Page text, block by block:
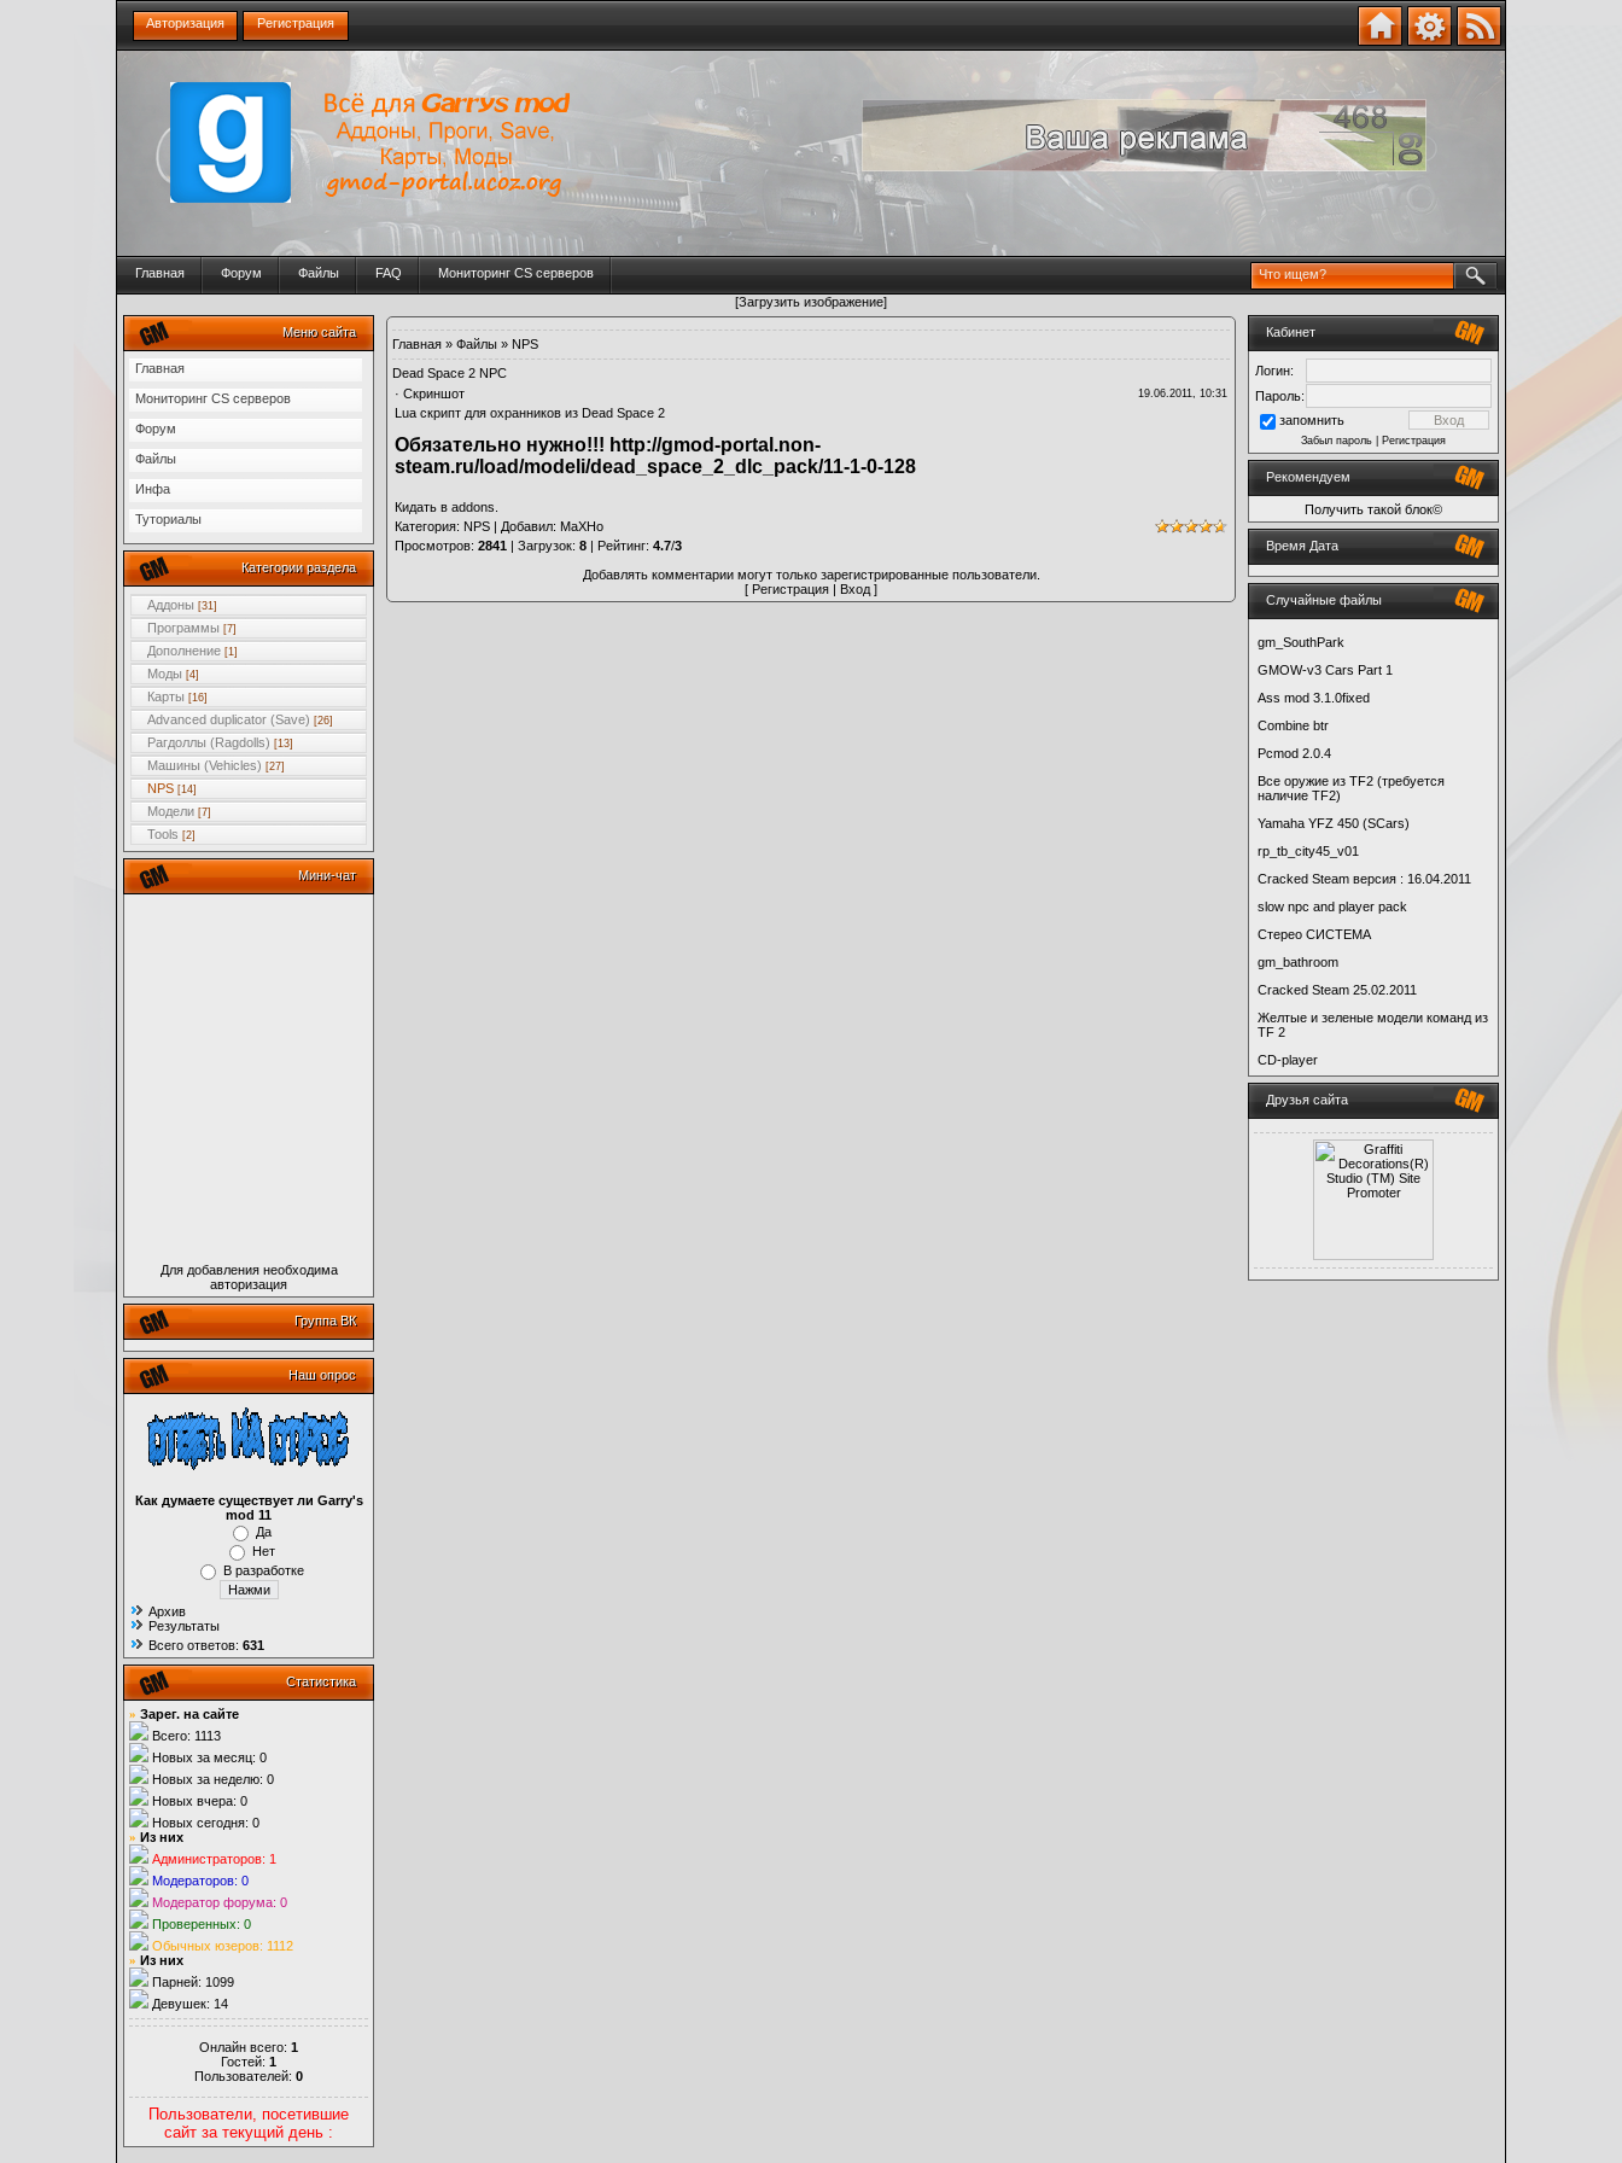
Авторизация Регистрация
Главная Форум Файлы FAQ
Мониторинг CS серверов
[Загрузить изображение]
Меню сайта
Главная
Мониторинг CS серверов
Форум
Файлы
Инфа
Туториалы
Категории раздела
Аддоны [31]
Программы [7]
Дополнение [1]
Моды [4]
Карты [16]
Advanced duplicator (Save) [26]
Рагдоллы (Ragdolls) [13]
Машины (Vehicles) [27]
NPS [14]
Модели [7]
Tools [2]
Мини-чат
Для добавления необходима
авторизация
Группа ВК
Наш опрос
Как думаете существует ли Garry's
mod 11
Да
Нет
В разработке
Архив
Результаты
Всего ответов: 631
Статистика
» Зарег. на сайте
Всего: 1113
Новых за месяц: 0
Новых за неделю: 0
Новых вчера: 0
Новых сегодня: 0
» Из них
Администраторов: 1
Модераторов: 0
Модератор форума: 0
Проверенных: 0
Обычных юзеров: 1112
» Из них
Парней: 1099
Девушек: 14
Онлайн всего: 1
Гостей: 1
Пользователей: 0
Пользователи, посетившие
сайт за текущий день :
Главная » Файлы » NPS
Dead Space 2 NPC
· Скриншот 19.06.2011, 10:31
Lua скрипт для охранников из Dead Space 2
Обязательно нужно!!! http://gmod-portal.non-
steam.ru/load/modeli/dead_space_2_dlc_pack/11-1-0-128
Кидать в addons.
Категория: NPS | Добавил: МаХНо
Просмотров: 2841 | Загрузок: 8 | Рейтинг: 4.7/3
Добавлять комментарии могут только зарегистрированные пользователи.
[ Регистрация | Вход ]
Кабинет
Логин:
Пароль:
запомнить
Забыл пароль Регистрация
Рекомендуем
Получить такой блок©
Время Дата
Случайные файлы
gm_SouthPark
GMOW-v3 Cars Part 1
Ass mod 3.1.0fixed
Combine btr
Pcmod 2.0.4
Все оружие из TF2 (требуется
наличие TF2)
Yamaha YFZ 450 (SCars)
rp_tb_city45_v01
Cracked Steam версия : 16.04.2011
slow npc and player pack
Стерео СИСТЕМА
gm_bathroom
Cracked Steam 25.02.2011
Желтые и зеленые модели команд из
TF 2
CD-player
Друзья сайта